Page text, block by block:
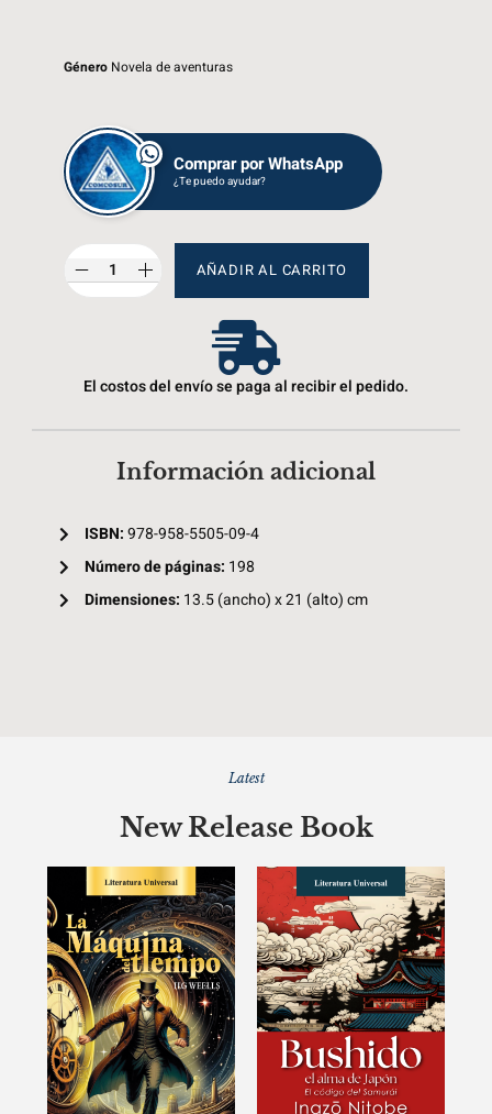
Género Novela de aventuras
Comprar por WhatsApp
¿Te puedo ayudar?
AÑADIR AL CARRITO
El costos del envío se paga al recibir el pedido.
Información adicional
ISBN:978-958-5505-09-4
Número de páginas: 198
Dimensiones: 13.5 (ancho) x 21 (alto) cm
Latest
New Release Book